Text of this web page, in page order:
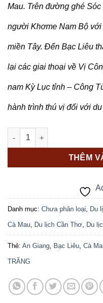
Mau. Trên đường ghé
người Khơme Nam Bộ
miền Tây. Đến Bạc Liêu
lại các giai thoại về Vị
nam Kỳ Lục tỉnh – Công
hành trình thú vị đối với
CẦN THƠ - AN GIANG -
THÊM
Danh mục: Chưa phân loại, Du
Cà Mau, Du lịch Cần Thơ, Du
Thẻ: An Giang, Bạc Liêu, Cà
TRĂNG